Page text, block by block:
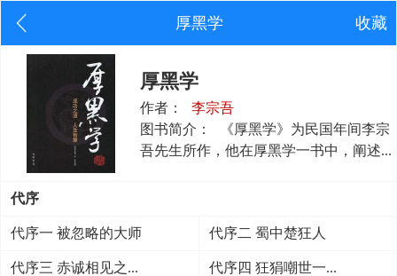
厚黑学 收藏
厚黑学
作者：
李宗吾
图书简介：
《厚黑学》为民国年间李宗
吾先生所作，他在厚黑学一书中，阐述...
代序
代序一 被忽略的大师 代序二 蜀中楚狂人
代序三 赤诚相见之... 代序四 狂狷嘲世一...